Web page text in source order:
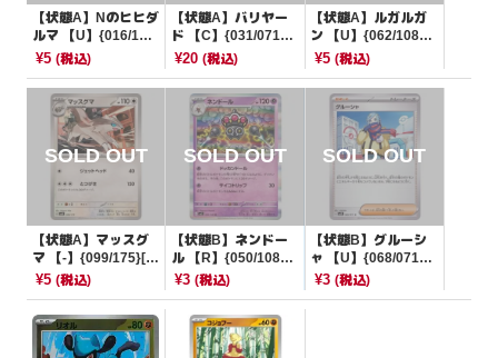
【状態A】Nのヒヒダ
ルマ 【U】{016/10
0}[SV9]
¥5 (税込)
【状態A】バリヤー
ド 【C】{031/071}
[SV5M]
¥20(税込)
【状態A】ルガルガ
ン 【U】{062/108}
[SV3]
¥5 (税込)
【状態A】マッスグ
マ 【-】{099/175}[S
VM]
¥5 (税込)
【状態B】ネンドー
ル 【R】{050/108}
[SV3]
¥3(税込)
【状態B】グルーシ
ャ 【U】{068/071}
[SV2P]
¥3 (税込)